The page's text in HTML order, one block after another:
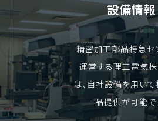
設備情報
精密加工部品特急セ
運営する理工電気
は、自社設備を用い
品提供が可能で